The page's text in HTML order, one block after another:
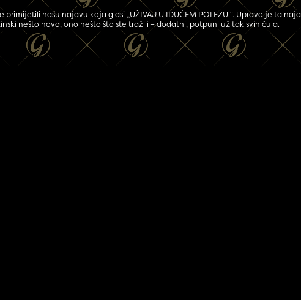
primijetili našu najavu koja glasi „UŽIVAJ U IDUĆEM POTEZU!“. Upravo je ta
nešto novo, ono nešto što ste tražili – dodatni, potpuni užitak svih čula.